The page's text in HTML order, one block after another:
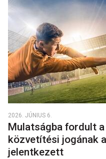
2026. JÚNIUS 6.
Mulatságba fordult
közvetítési jogának
jelentkezett